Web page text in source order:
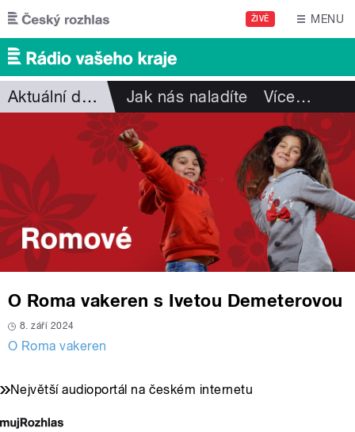
Přejít k hlavnímu obsahu
ŽIVĚ MENU
Aktuální dění Jak nás naladíte Více…
O Roma vakeren s Ivetou Demeterovou
8. září 2024
O Roma vakeren
Největší audioportál na českém internetu